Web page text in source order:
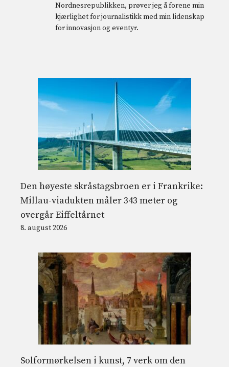
Nordnesrepublikken, prøver jeg å forene min
kjærlighet for journalistikk med min lidenskap
for innovasjon og eventyr.
Den høyeste skråstagsbroen er i Frankrike:
Millau-viadukten måler 343 meter og
overgår Eiffeltårnet
8. august 2026
Solformørkelsen i kunst, 7 verk om den